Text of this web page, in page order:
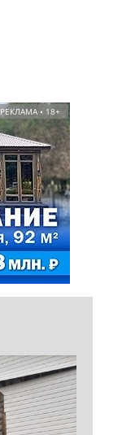
РЕКЛАМА • 18+